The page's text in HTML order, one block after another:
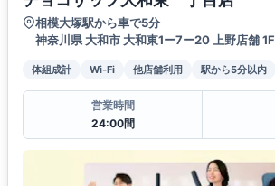
相模大塚駅から車で5分
神奈川県 大和市 大和東1ー7ー20 上野店舗 1F
体組成計 Wi-Fi 他店舗利用 駅から5分以内
営業時間
24:00間